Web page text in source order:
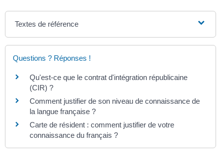
Textes de référence
Questions ? Réponses !
Qu'est-ce que le contrat d'intégration républicaine
(CIR) ?
Comment justifier de son niveau de connaissance de
la langue française ?
Carte de résident : comment justifier de votre
connaissance du français ?